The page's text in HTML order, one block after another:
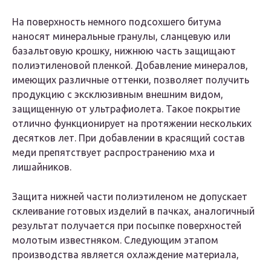
На поверхность немного подсохшего битума
наносят минеральные гранулы, сланцевую или
базальтовую крошку, нижнюю часть защищают
полиэтиленовой пленкой. Добавление минералов,
имеющих различные оттенки, позволяет получить
продукцию с эксклюзивным внешним видом,
защищенную от ультрафиолета. Такое покрытие
отлично функционирует на протяжении нескольких
десятков лет. При добавлении в красящий состав
меди препятствует распространению мха и
лишайников.
Защита нижней части полиэтиленом не допускает
склеивание готовых изделий в пачках, аналогичный
результат получается при посыпке поверхностей
молотым известняком. Следующим этапом
производства является охлаждение материала,